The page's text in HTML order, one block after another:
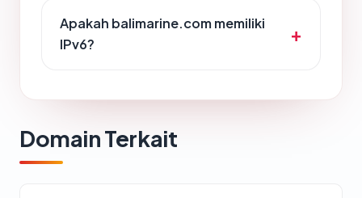
Apakah balimarine.com memiliki
IPv6?
Domain Terkait